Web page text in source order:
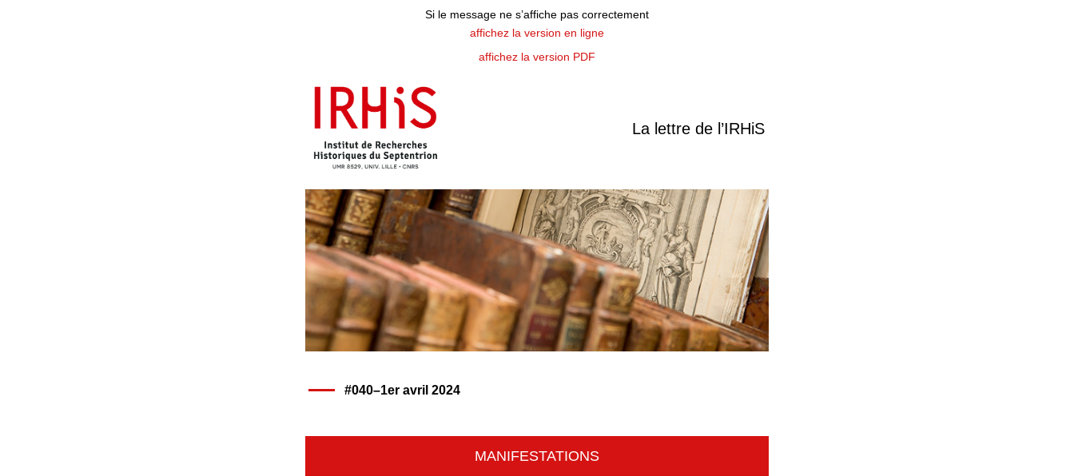
Si le message ne s’affiche pas correctement
affichez la version en ligne
affichez la version PDF
La lettre de l’IRHiS
#040–1er avril 2024
MANIFESTATIONS